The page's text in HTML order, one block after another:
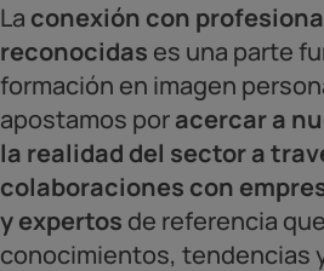
La conexión con
reconocidas es una parte
formación en imagen
apostamos poracercar a
la realidad del sector a
colaboraciones con
y expertos de referencia
conocimientos, tendencias